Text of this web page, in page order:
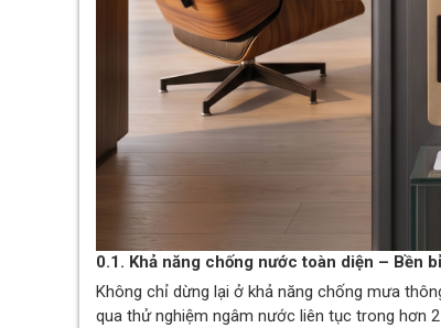
0.1. Khả năng chống nước toàn diện – Bền
Không chỉ dừng lại ở khả năng chống mưa
qua thử nghiệm ngâm nước liên tục trong hơn